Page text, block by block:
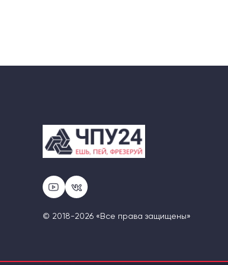
© 2018-2026 «Все права защищены»